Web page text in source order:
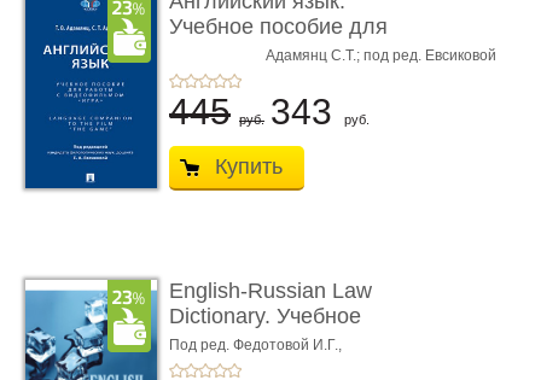
Учебное пособие для
работы с � ...
Адамянц Т.В.,
Адамянц С.Т.; под ред. Евсиковой
445 руб. 343 руб.
Купить
English-Russian Law
Dictionary. Учебное
пособие
Под ред. Федотовой И.Г.,
Толстопятенко Г.П.